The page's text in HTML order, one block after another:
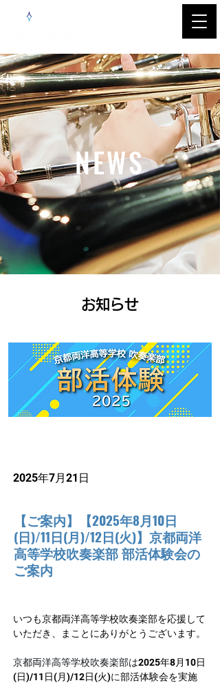
NEWS
​お知らせ
2025年7月21日
【ご案内】【2025年8月10日
(日)/11日(月)/12日(火)】京都両洋
高等学校吹奏楽部 部活体験会の
ご案内
いつも京都両洋高等学校吹奏楽部を応援して
いただき、まことにありがとうございます。
京都両洋高等学校吹奏楽部は2025年8月10日
(日)/11日(月)/12日(火)に部活体験会を実施